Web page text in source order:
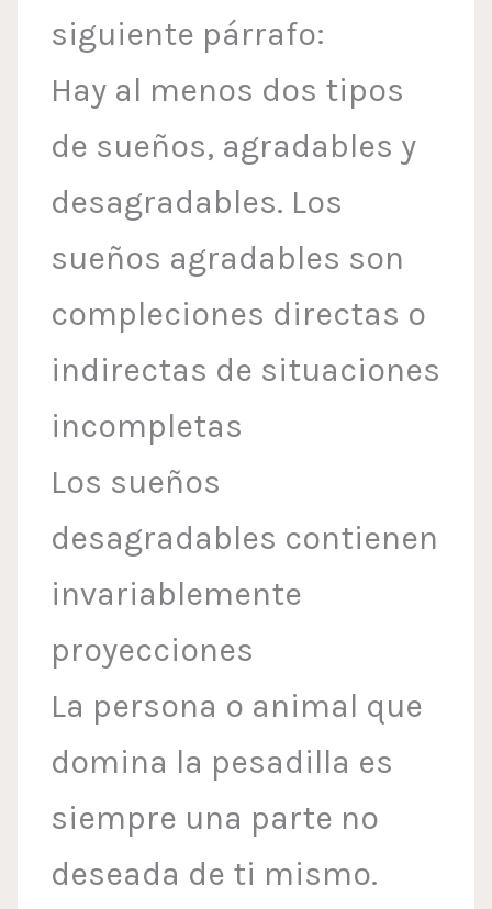
siguiente párrafo:
Hay al menos dos tipos
de sueños, agradables y
desagradables. Los
sueños agradables son
compleciones directas o
indirectas de situaciones
incompletas
Los sueños
desagradables contienen
invariablemente
proyecciones
La persona o animal que
domina la pesadilla es
siempre una parte no
deseada de ti mismo.